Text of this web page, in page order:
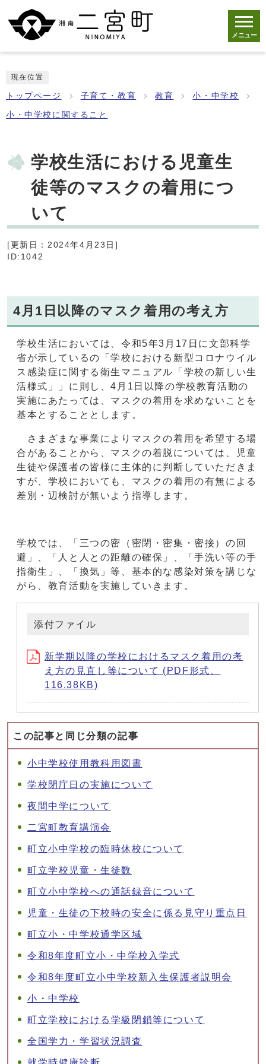
メニュー
現在位置
トップページ 子育て・教育 教育 小・中学校
小・中学校に関すること
学校生活における児童生
徒等のマスクの着用につ
いて
[更新日：2024年4月23日]
ID:1042
4月1日以降のマスク着用の考え方
学校生活においては、令和5年3月17日に文部科学
省が示しているの「学校における新型コロナウイル
ス感染症に関する衛生マニュアル「学校の新しい生
活様式」」に則し、4月1日以降の学校教育活動の
実施にあたっては、マスクの着用を求めないことを
基本とすることとします。
さまざまな事業によりマスクの着用を希望する場
合があることから、マスクの着脱については、児童
生徒や保護者の皆様に主体的に判断していただきま
すが、学校においても、マスクの着用の有無による
差別・辺検討が無いよう指導します。
学校では、「三つの密（密閉・密集・密接）の回
避」、「人と人との距離の確保」、「手洗い等の手
指衛生」、「換気」等、基本的な感染対策を講じな
がら、教育活動を実施していきます。
添付ファイル
新学期以降の学校におけるマスク着用の考
え方の見直し等について (PDF形式、
116.38KB)
この記事と同じ分類の記事
小中学校使用教科用図書
学校閉庁日の実施について
夜間中学について
二宮町教育講演会
町立小中学校の臨時休校について
町立学校児童・生徒数
町立小中学校への通話録音について
児童・生徒の下校時の安全に係る見守り重点日
町立小・中学校通学区域
令和8年度町立小・中学校入学式
令和8年度町立小中学校新入生保護者説明会
小・中学校
町立学校における学級閉鎖等について
全国学力・学習状況調査